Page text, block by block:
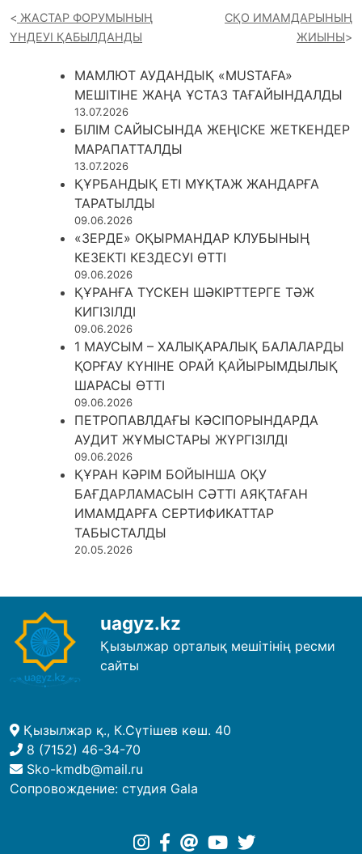
ЖАСТАР ФОРУМЫНЫҢ
ҮНДЕУІ ҚАБЫЛДАНДЫ
СҚО ИМАМДАРЫНЫҢ
ЖИЫНЫ
МАМЛЮТ АУДАНДЫҚ «MUSTAFA»
МЕШІТІНЕ ЖАҢА ҰСТАЗ ТАҒАЙЫНДАЛДЫ
13.07.2026
БІЛІМ САЙЫСЫНДА ЖЕҢІСКЕ ЖЕТКЕНДЕР
МАРАПАТТАЛДЫ
13.07.2026
ҚҰРБАНДЫҚ ЕТІ МҰҚТАЖ ЖАНДАРҒА
ТАРАТЫЛДЫ
09.06.2026
«ЗЕРДЕ» ОҚЫРМАНДАР КЛУБЫНЫҢ
КЕЗЕКТІ КЕЗДЕСУІ ӨТТІ
09.06.2026
ҚҰРАНҒА ТҮСКЕН ШӘКІРТТЕРГЕ ТӘЖ
КИГІЗІЛДІ
09.06.2026
1 МАУСЫМ – ХАЛЫҚАРАЛЫҚ БАЛАЛАРДЫ
ҚОРҒАУ КҮНІНЕ ОРАЙ ҚАЙЫРЫМДЫЛЫҚ
ШАРАСЫ ӨТТІ
09.06.2026
ПЕТРОПАВЛДАҒЫ КӘСІПОРЫНДАРДА
АУДИТ ЖҰМЫСТАРЫ ЖҮРГІЗІЛДІ
09.06.2026
ҚҰРАН КӘРІМ БОЙЫНША ОҚУ
БАҒДАРЛАМАСЫН СӘТТІ АЯҚТАҒАН
ИМАМДАРҒА СЕРТИФИКАТТАР
ТАБЫСТАЛДЫ
20.05.2026
uagyz.kz
Қызылжар орталық мешітінің ресми
сайты
Қызылжар қ., К.Сүтішев көш. 40
8 (7152) 46-34-70
Sko-kmdb@mail.ru
Сопровождение: студия Gala